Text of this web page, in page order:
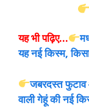
यह भी पढ़िए…
यह नई किस्म,
जबरदस्त फुटाव
वाली गेहूं की नई